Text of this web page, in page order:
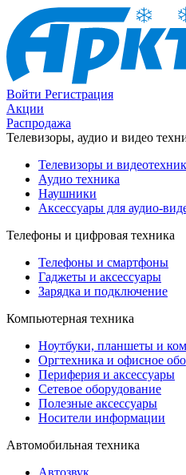
Войти Регистрация
Акции
Распродажа
Телевизоры, аудио и видео
Телевизоры и
Аудио техника
Наушники
Аксессуары для аудио-
Телефоны и цифровая техника
Телефоны и смартфоны
Гаджеты и аксессуары
Зарядка и подключение
Компьютерная техника
Ноутбуки, планшеты и
Оргтехника и офисное
Периферия и аксессуары
Cетевое оборудование
Полезные аксессуары
Носители информации
Автомобильная техника